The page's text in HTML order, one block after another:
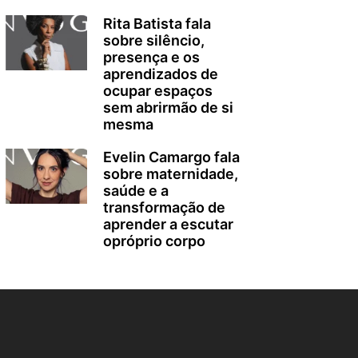
Rita Batista fala
sobre silêncio,
presença e os
aprendizados de
ocupar espaços
sem abrirmão de si
mesma
Evelin Camargo fala
sobre maternidade,
saúde e a
transformação de
aprender a escutar
opróprio corpo